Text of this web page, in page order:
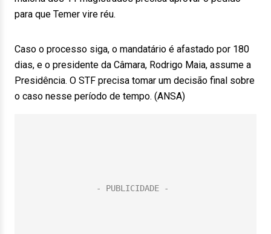
para que Temer vire réu.
Caso o processo siga, o mandatário é afastado por 180
dias, e o presidente da Câmara, Rodrigo Maia, assume a
Presidência. O STF precisa tomar um decisão final sobre
o caso nesse período de tempo. (ANSA)